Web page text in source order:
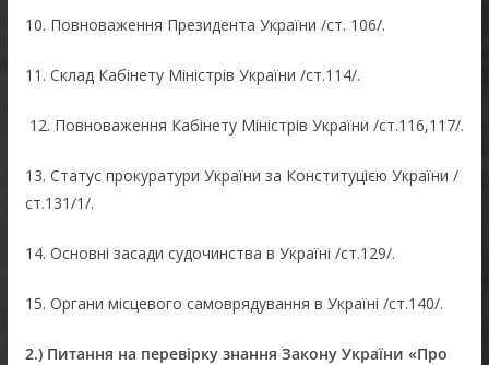
10. Повноваження Президента України /ст. 106/.
11. Склад Кабінету Міністрів України /ст.114/.
12. Повноваження Кабінету Міністрів України /ст.116,117/.
13. Статус прокуратури України за Конституцією України /
ст.131/1/.
14. Основні засади судочинства в Україні /ст.129/.
15. Органи місцевого самоврядування в Україні /ст.140/.
2.) Питання на перевірку знання Закону України «Про